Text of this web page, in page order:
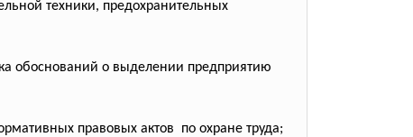
техники, предохранительных
обоснований о выделении предприятию
правовых актов по охране труда;